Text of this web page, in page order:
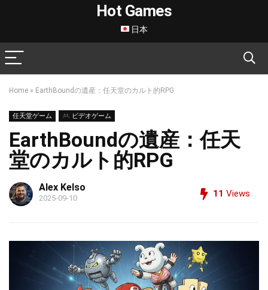
Hot Games
日本
Home » EarthBoundの遺産：任天堂のカルト的RPG
任天堂ゲーム ビデオゲーム
EarthBoundの遺産：任天
堂のカルト的RPG
Alex Kelso
2025-09-10 11 Views